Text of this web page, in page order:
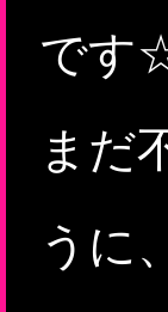
です
まだ
うに